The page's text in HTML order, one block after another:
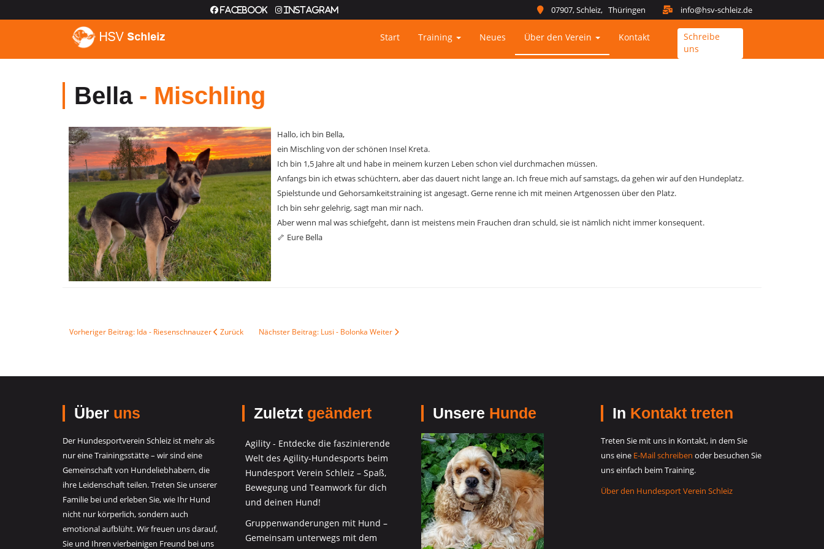
Facebook Instagram 07907, Schleiz, Thüringen info@hsv-schleiz.de
Start Training Neues Über den Verein Kontakt
Schreibe
uns
Bella- Mischling
Hallo, ich bin Bella,
ein Mischling von der schönen Insel Kreta.
Ich bin 1,5 Jahre alt und habe in meinem kurzen Leben schon viel durchmachen müssen.
Anfangs bin ich etwas schüchtern, aber das dauert nicht lange an. Ich freue mich auf samstags, da gehen wir auf den Hundeplatz.
Spielstunde und Gehorsamkeitstraining ist angesagt. Gerne renne ich mit meinen Artgenossen über den Platz.
Ich bin sehr gelehrig, sagt man mir nach.
Aber wenn mal was schiefgeht, dann ist meistens mein Frauchen dran schuld, sie ist nämlich nicht immer konsequent.
🦴 Eure Bella
Vorheriger Beitrag: Ida - Riesenschnauzer Zurück Nächster Beitrag: Lusi - Bolonka Weiter
Über uns
Der Hundesportverein Schleiz ist mehr als
nur eine Trainingsstätte – wir sind eine
Gemeinschaft von Hundeliebhabern, die
ihre Leidenschaft teilen. Treten Sie unserer
Familie bei und erleben Sie, wie Ihr Hund
nicht nur körperlich, sondern auch
emotional aufblüht. Wir freuen uns darauf,
Sie und Ihren vierbeinigen Freund bei uns
Zuletztgeändert
Agility - Entdecke die faszinierende
Welt des Agility-Hundesports beim
Hundesport Verein Schleiz – Spaß,
Bewegung und Teamwork für dich
und deinen Hund!
Gruppenwanderungen mit Hund –
Gemeinsam unterwegs mit dem
Unsere Hunde In Kontakt treten
Treten Sie mit uns in Kontakt, in dem Sie
uns eine E-Mail schreiben oder besuchen Sie
uns einfach beim Training.
Über den Hundesport Verein Schleiz